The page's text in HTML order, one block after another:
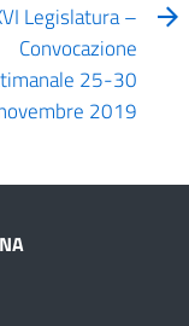
Legislatura –
Convocazione
25-30
2019